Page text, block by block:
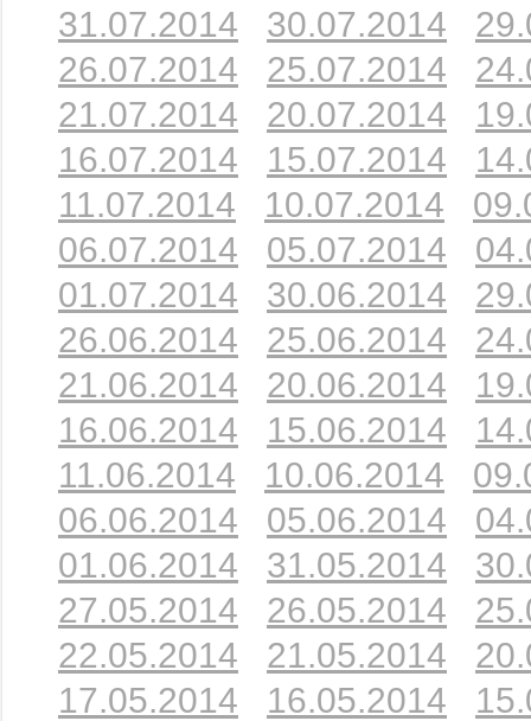
31.07.2014
30.07.2014
26.07.2014
25.07.2014
21.07.2014
20.07.2014
16.07.2014
15.07.2014
11.07.2014
10.07.2014
06.07.2014
05.07.2014
01.07.2014
30.06.2014
26.06.2014
25.06.2014
21.06.2014
20.06.2014
16.06.2014
15.06.2014
11.06.2014
10.06.2014
06.06.2014
05.06.2014
01.06.2014
31.05.2014
27.05.2014
26.05.2014
22.05.2014
21.05.2014
17.05.2014
16.05.2014